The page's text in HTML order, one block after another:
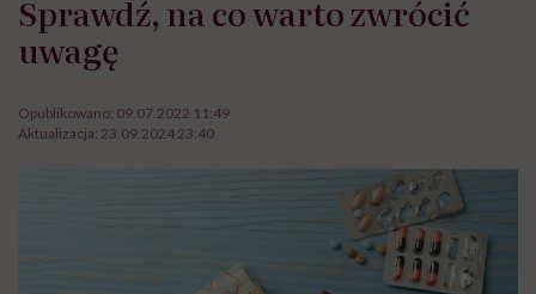
Sprawdź, na co warto zwrócić
uwagę
Opublikowano: 09.07.2022 11:49
Aktualizacja: 23.09.2024 23:40